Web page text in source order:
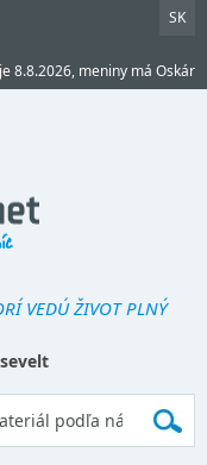
SK
8.8.2026, meniny má Oskár
VEDÚ ŽIVOT PLNÝ